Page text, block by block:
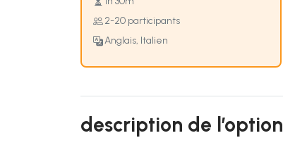
2-20 participants
Anglais, Italien
description de l’option